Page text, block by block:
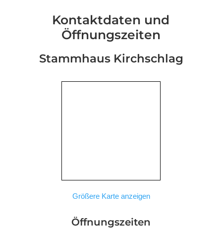
Kontaktdaten und
Öffnungszeiten
Stammhaus Kirchschlag
Größere Karte anzeigen
Öffnungszeiten